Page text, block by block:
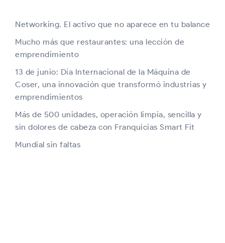
Networking. El activo que no aparece en tu balance
Mucho más que restaurantes: una lección de
emprendimiento
13 de junio: Día Internacional de la Máquina de
Coser, una innovación que transformó industrias y
emprendimientos
Más de 500 unidades, operación limpia, sencilla y
sin dolores de cabeza con Franquicias Smart Fit
Mundial sin faltas